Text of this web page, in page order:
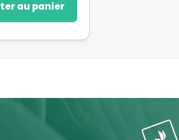
au panier